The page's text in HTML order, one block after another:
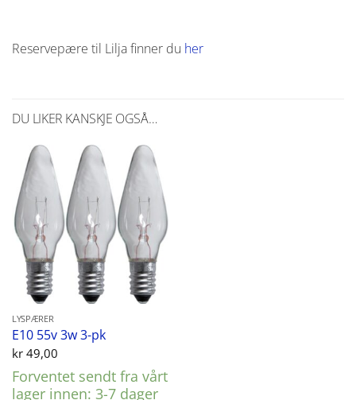
Reservepære til Lilja finner du her
DU LIKER KANSKJE OGSÅ…
LYSPÆRER
E10 55v 3w 3-pk
kr49,00
Forventet sendt fra vårt
lager innen: 3-7 dager